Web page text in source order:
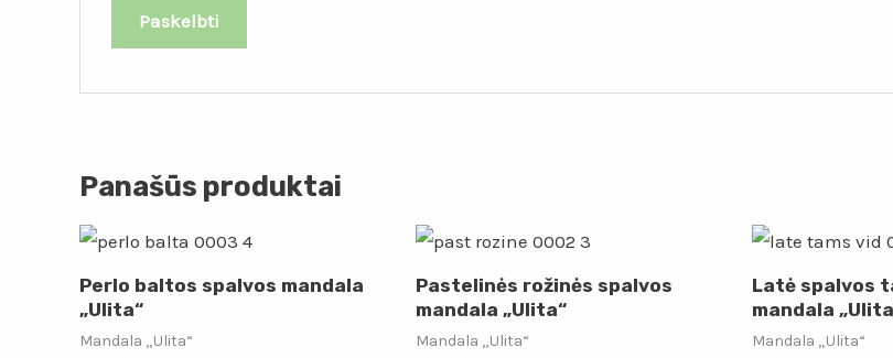
Panašūs produktai
Perlo baltos spalvos mandala
„Ulita“
Mandala „Ulita“
Pastelinės rožinės spalvos
mandala „Ulita“
Mandala „Ulita“
Latė spalvos
mandala
Mandala „Ulita“